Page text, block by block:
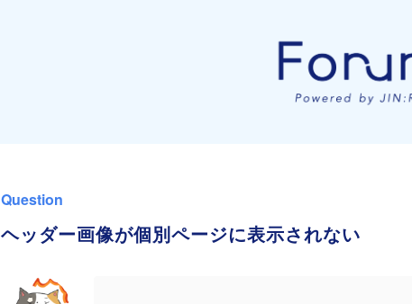
Question
ヘッダー画像が個別ページに表示されない